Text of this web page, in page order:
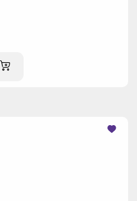
IM WARENKORB